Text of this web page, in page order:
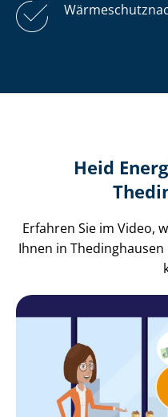
Heid
Erfahren Sie im Video,
Ihnen in